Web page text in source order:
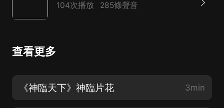
104次播放 285條聲音
查看更多
《神臨天下》神臨片花 3min